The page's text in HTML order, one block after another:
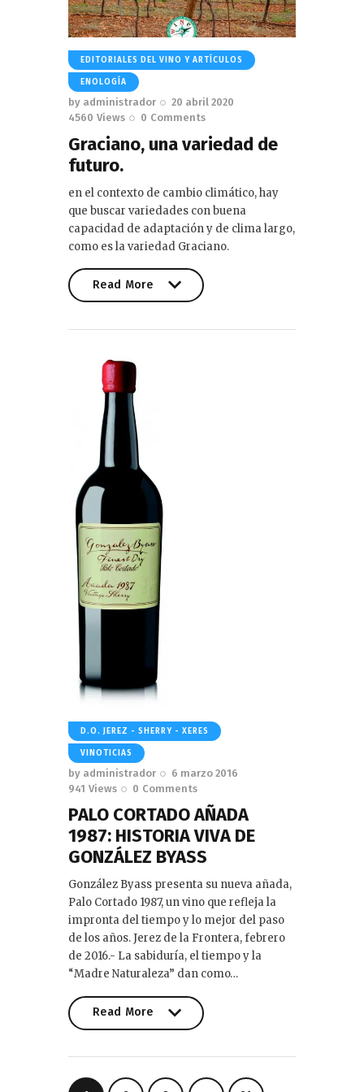
EDITORIALES DEL VINO Y ARTÍCULOS
ENOLOGÍA
by administrador
20 abril 2020
4560 Views 0 Comments
Graciano, una variedad de
futuro.
en el contexto de cambio climático, hay
que buscar variedades con buena
capacidad de adaptación y de clima largo,
como es la variedad Graciano.
Read More
D.O. JEREZ - SHERRY - XERES
VINOTICIAS
by administrador
6 marzo 2016
941 Views 0 Comments
PALO CORTADO AÑADA
1987: HISTORIA VIVA DE
GONZÁLEZ BYASS
González Byass presenta su nueva añada,
Palo Cortado 1987, un vino que refleja la
impronta del tiempo y lo mejor del paso
de los años. Jerez de la Frontera, febrero
de 2016.- La sabiduría, el tiempo y la
“Madre Naturaleza” dan como…
Read More
Paginación